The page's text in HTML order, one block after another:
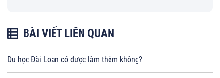
BÀI VIẾT LIÊN QUAN
Du học Đài Loan có được làm thêm không?